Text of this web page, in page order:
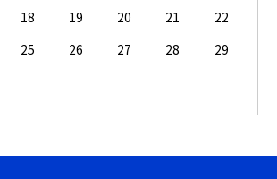
18 19 20 21
22
25 26 27 28
29